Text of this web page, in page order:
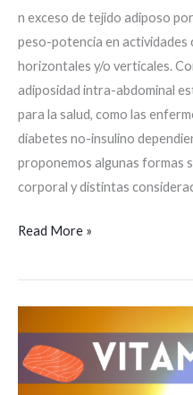
n exceso de tejido adiposo
peso-potencia en actividades
horizontales y/o verticales.
adiposidad intra-abdominal
para la salud, como las
diabetes no-insulino
proponemos algunas formas
corporal y distintas
Read More »
–